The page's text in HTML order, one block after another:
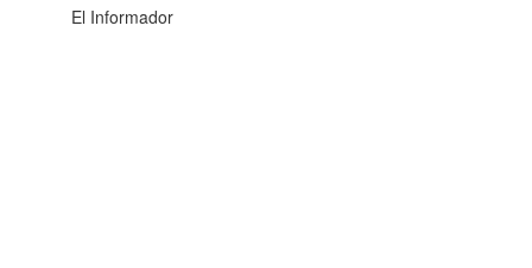
El Informador